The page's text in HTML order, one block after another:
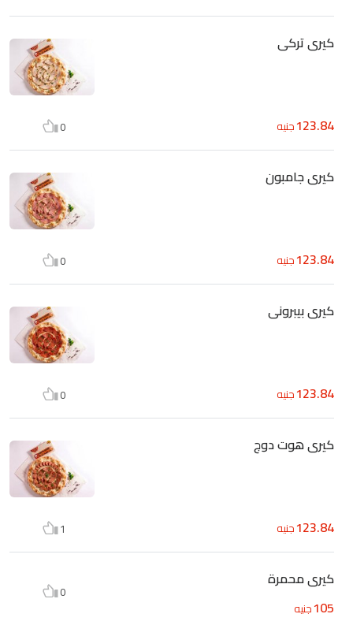
كيرى تركى
123.84جنيه 0
كيرى جامبون
123.84جنيه 0
كيرى بيبرونى
123.84جنيه 0
كيرى هوت دوج
123.84جنيه 1
كيرى محمرة
105جنيه
0